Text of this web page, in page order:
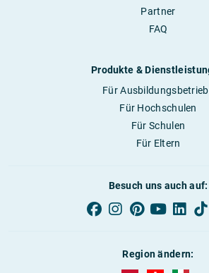
Partner
FAQ
Produkte &
Für
Für Hochschulen
Für Schulen
Für Eltern
Besuch uns auch auf:
Region ändern: